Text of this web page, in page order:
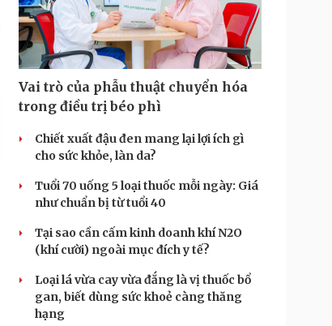
Vai trò của phẫu thuật chuyển hóa
trong điều trị béo phì
Chiết xuất đậu đen mang lại lợi ích gì
cho sức khỏe, làn da?
Tuổi 70 uống 5 loại thuốc mỗi ngày: Giá
như chuẩn bị từ tuổi 40
Tại sao cần cấm kinh doanh khí N2O
(khí cười) ngoài mục đích y tế?
Loại lá vừa cay vừa đắng là vị thuốc bổ
gan, biết dùng sức khoẻ càng thăng
hạng